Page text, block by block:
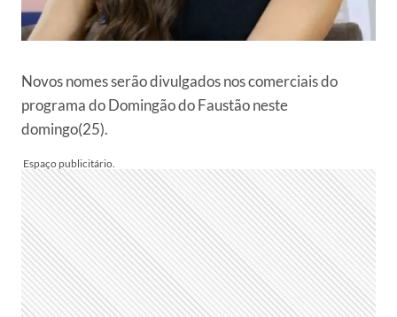
Novos nomes serão divulgados nos comerciais do
programa do Domingão do Faustão neste
domingo(25).